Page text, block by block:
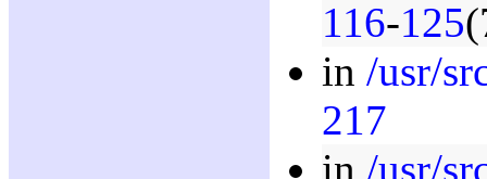
116-125
in /usr/
217
in /usr/